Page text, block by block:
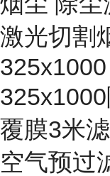
激光切割
325x1000
覆膜3米
空气预过